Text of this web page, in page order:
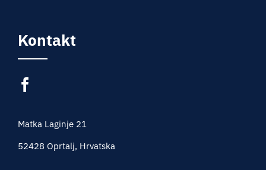
Kontakt
Matka Laginje 21
52428 Oprtalj, Hrvatska